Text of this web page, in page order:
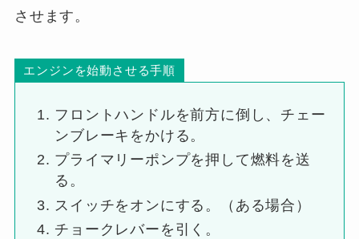
させます。
エンジンを始動させる手順
フロントハンドルを前方に倒し、チェー
ンブレーキをかける。
プライマリーポンプを押して燃料を送
る。
スイッチをオンにする。（ある場合）
チョークレバーを引く。